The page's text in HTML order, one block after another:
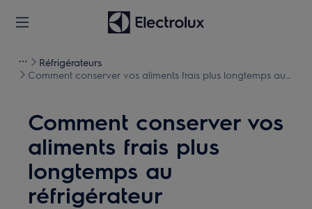
Réfrigérateurs
Comment conserver vos aliments frais plus longtemps au
Comment conserver vos
aliments frais plus
longtemps au
réfrigérateur